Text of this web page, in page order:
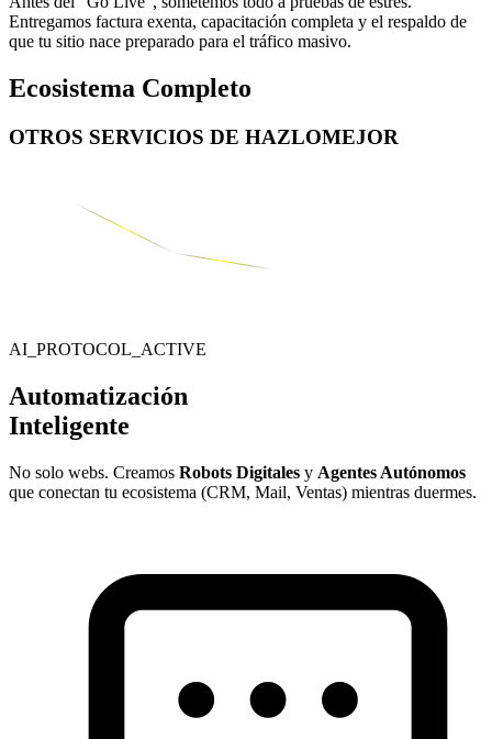
Entregamos factura exenta, capacitación completa y el respaldo de
que tu sitio nace preparado para el tráfico masivo.
Ecosistema Completo
OTROS SERVICIOS DE HAZLOMEJOR
AI_PROTOCOL_ACTIVE
Automatización
Inteligente
No solo webs. Creamos Robots Digitales y Agentes Autónomos
que conectan tu ecosistema (CRM, Mail, Ventas) mientras duermes.